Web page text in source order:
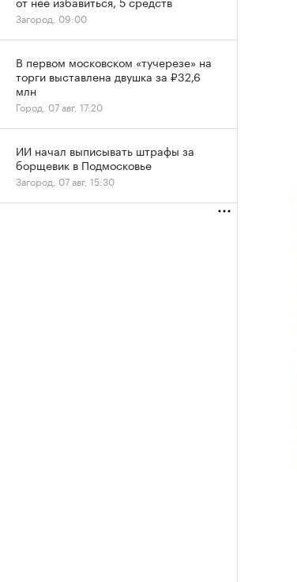
Загород, 09:00
В первом московском «тучерезе» на
торги выставлена двушка за ₽32,6
млн
Город, 07 авг, 17:20
ИИ начал выписывать штрафы за
борщевик в Подмосковье
Загород, 07 авг, 15:30